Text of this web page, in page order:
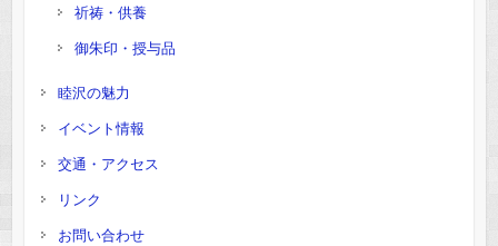
祈祷・供養
御朱印・授与品
睦沢の魅力
イベント情報
交通・アクセス
リンク
お問い合わせ